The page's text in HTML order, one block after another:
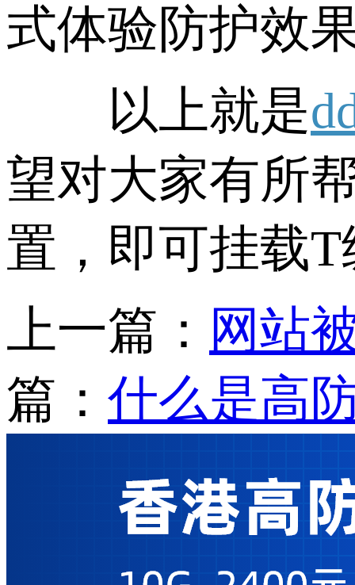
式体验防护效
以上就是
望对大家有所
置，即可挂载
上一篇： 网站
篇： 什么是高